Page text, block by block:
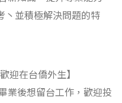
丶並積極解決問題的特
迎在台僑外生】
業後想留台工作，歡迎投